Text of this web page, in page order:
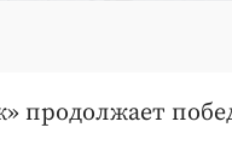
продолжает